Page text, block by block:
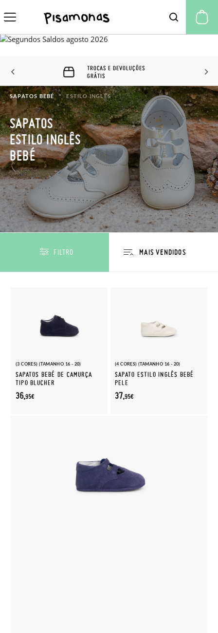
TROCAS E DEVOLUÇÕES
GRÁTIS
SAPATOS BEBÉ ESTILO INGLÊS
SAPATOS
ESTILO INGLÊS
BEBÉ
FILTRO
(3 CORES) (TAMANHO 16 - 20)
SAPATOS BEBÉ DE CAMURÇA
TIPO BLUCHER
36,95€
(4 CORES) (TAMANHO 16 - 20)
SAPATO ESTILO INGLÊS BEBÉ
PELE
37,95€